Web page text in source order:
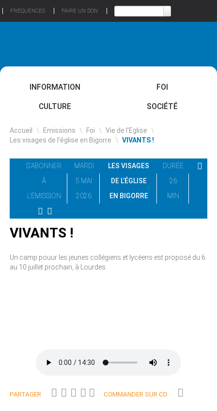
FRÉQUENCES FAIRE UN DON
INFORMATION FOI
CULTURE SOCIÉTÉ
Accueil \ Emissions \ Foi \ Vie de l’Eglise \
Les visages de l’église en Bigorre \ VIVANTS !
S'ABONNER
À
L'ÉMISSION
MARDI
5 MAI
2026
LES VISAGES
DE L’ÉGLISE
EN BIGORRE
DURÉE
26
MIN
VIVANTS !
Un camp pouur les jeunes collégiens et lycéens est proposé du 6
au 10 juillet prochain, à Lourdes.
PARTAGER COMMANDER SUR CD